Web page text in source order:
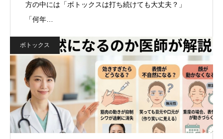
方の中には「ボトックスは打ち続けても大丈夫？」
「何年…
ボトックス